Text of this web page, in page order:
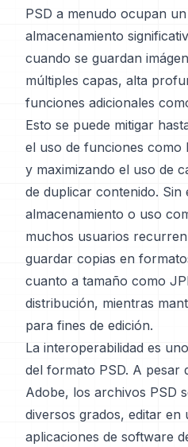
PSD a menudo ocupan
almacenamiento
cuando se guardan
múltiples capas, alta
funciones adicionales
Esto se puede mitigar
el uso de funciones como
y maximizando el uso de
de duplicar contenido. Sin
almacenamiento o uso
muchos usuarios
guardar copias en
cuanto a tamaño como
distribución, mientras
para fines de edición.
La interoperabilidad es
del formato PSD. A pesar
Adobe, los archivos PSD
diversos grados, editar en
aplicaciones de software